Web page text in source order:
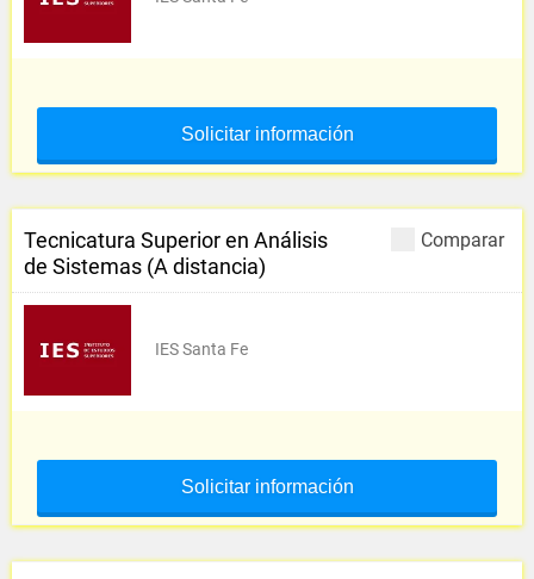
Solicitar información
Comparar
Tecnicatura Superior en Análisis
de Sistemas (A distancia)
IES Santa Fe
Solicitar información